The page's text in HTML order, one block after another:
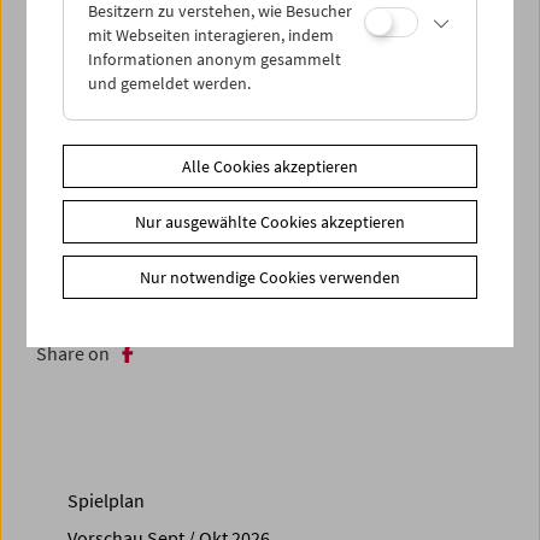
für Theater-, Film- und Medienwissenschaft der
Universität Wien, präsentiert Chris Markers
Antikenprojekt mit Filmbeispielen und die ihm gewidmete
PublikationDas Erbe der Eule / L'Héritage de la Chouette
Wien 2019, die unter anderem Beiträge von Helmut
Färber, Jacques Rancière, Catherine Belkhodja und
Thierry Garrel versammelt.
SPIELTERMINE:
So 20.10.2019 17:00
Share on
Spielplan
Besitzern zu verstehen, wie Besucher
mit Webseiten interagieren, indem
Informationen anonym gesammelt
und gemeldet werden.
Alle Cookies akzeptieren
Nur ausgewählte Cookies akzeptieren
Nur notwendige Cookies verwenden